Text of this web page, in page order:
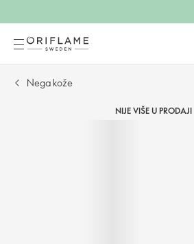
Nega kože
NIJE VIŠE U PRODAJI